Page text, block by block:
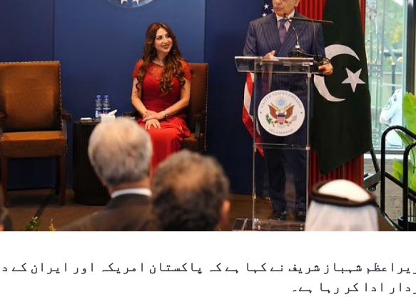
شہباز شریف نے کہا ہے کہ پاکستان امریکہ اور ایران کے
ادا کر رہا ہے۔